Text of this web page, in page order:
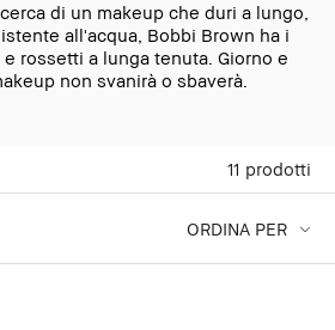
di un makeup che duri a lungo,
all'acqua, Bobbi Brown ha i
rossetti a lunga tenuta. Giorno e
non svanirà o sbaverà.
11 prodotti
ORDINA PER